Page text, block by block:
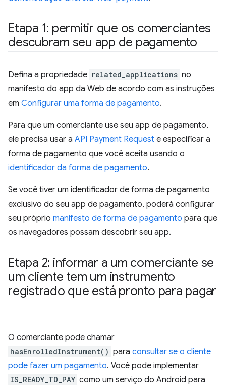
Etapa 1: permitir que os comerciantes
descubram seu app de pagamento
Defina a propriedade related_applications no
manifesto do app da Web de acordo com as instruções
em Configurar uma forma de pagamento.
Para que um comerciante use seu app de pagamento,
ele precisa usar a API Payment Request e especificar a
forma de pagamento que você aceita usando o
identificador da forma de pagamento.
Se você tiver um identificador de forma de pagamento
exclusivo do seu app de pagamento, poderá configurar
seu próprio manifesto de forma de pagamento para que
os navegadores possam descobrir seu app.
Etapa 2: informar a um comerciante se
um cliente tem um instrumento
registrado que está pronto para pagar
O comerciante pode chamar
hasEnrolledInstrument() para consultar se o cliente
pode fazer um pagamento. Você pode implementar
IS_READY_TO_PAY como um serviço do Android para